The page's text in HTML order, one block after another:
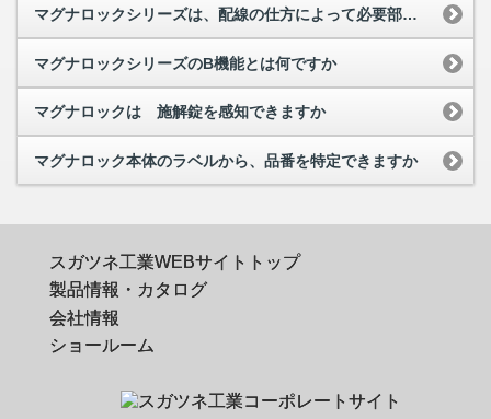
マグナロックシリーズは、配線の仕方によって必要部品が変わりますか
マグナロックシリーズのB機能とは何ですか
マグナロックは 施解錠を感知できますか
マグナロック本体のラベルから、品番を特定できますか
スガツネ工業WEBサイトトップ
製品情報・カタログ
会社情報
ショールーム